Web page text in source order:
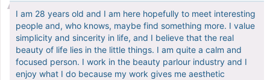
I am 28 years old and I am here hopefully to meet interesting
people and, who knows, maybe find something more. I value
simplicity and sincerity in life, and I believe that the real
beauty of life lies in the little things. I am quite a calm and
focused person. I work in the beauty parlour industry and I
enjoy what I do because my work gives me aesthetic